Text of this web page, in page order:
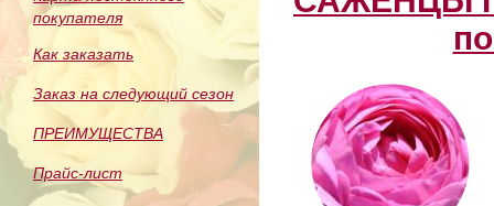
покупателя
Как заказать
Заказ на следующий сезон
ПРЕИМУЩЕСТВА
Прайс-лист